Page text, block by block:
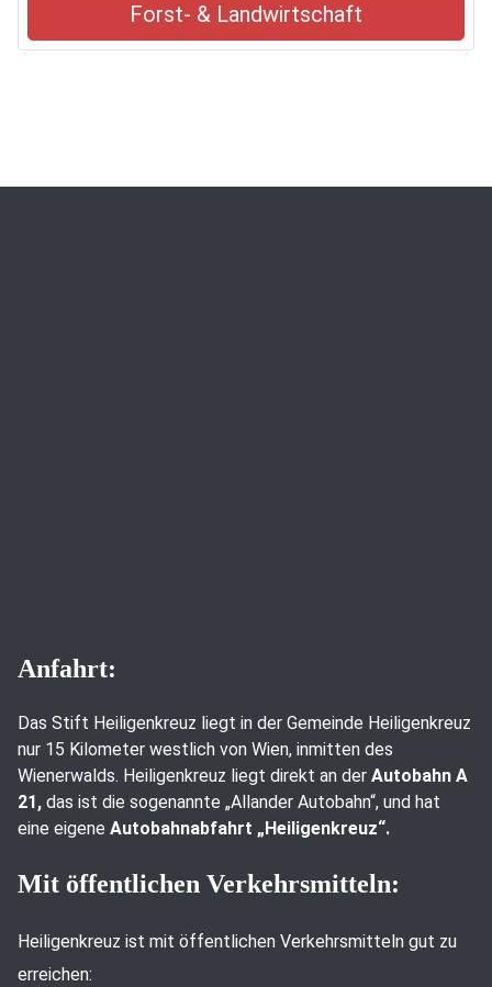
Forst- & Landwirtschaft
Anfahrt:
Das Stift Heiligenkreuz liegt in der Gemeinde Heiligenkreuz
nur 15 Kilometer westlich von Wien, inmitten des
Wienerwalds. Heiligenkreuz liegt direkt an der Autobahn A
21, das ist die sogenannte „Allander Autobahn“, und hat
eine eigene Autobahnabfahrt „Heiligenkreuz“.
Mit öffentlichen Verkehrsmitteln:
Heiligenkreuz ist mit öffentlichen Verkehrsmitteln gut zu
erreichen: